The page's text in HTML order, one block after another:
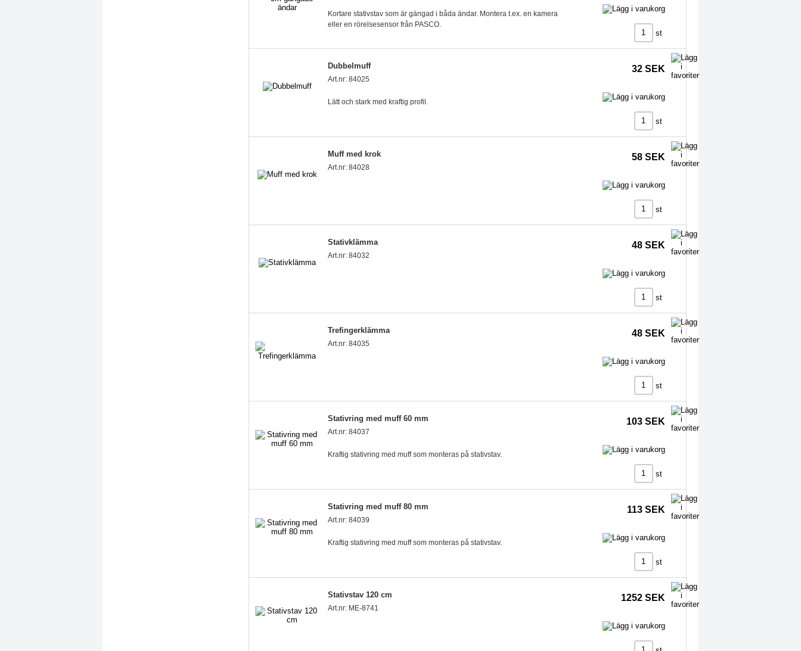
Kortare stativstav som är gängad i båda ändar. Montera t.ex. en kamera
eller en rörelsesensor från PASCO.
st
Dubbelmuff
Art.nr: 84025
Lätt och stark med kraftig profil.
32 SEK
st
Muff med krok
Art.nr: 84028
58 SEK
st
Stativklämma
Art.nr: 84032
48 SEK
st
Trefingerklämma
Art.nr: 84035
48 SEK
st
Stativring med muff 60 mm
Art.nr: 84037
Kraftig stativring med muff som monteras på stativstav.
103 SEK
st
Stativring med muff 80 mm
Art.nr: 84039
Kraftig stativring med muff som monteras på stativstav.
113 SEK
st
Stativstav 120 cm
Art.nr: ME-8741
1252 SEK